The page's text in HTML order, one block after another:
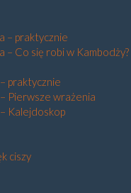
– praktycznie
– Co się robi w Kambodży?
praktycznie
Pierwsze wrażenia
Kalejdoskop
ciszy